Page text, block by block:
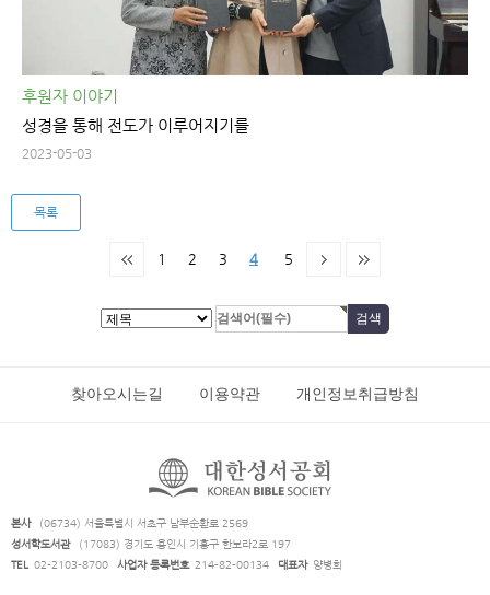
후원자 이야기
성경을 통해 전도가 이루어지기를
2023-05-03
목록
1 2 3 4 5
찾아오시는길 이용약관 개인정보취급방침
본사
(06734) 서울특별시 서초구 남부순환로 2569
성서학도서관
(17083) 경기도 용인시 기흥구 한보라2로 197
TEL 02-2103-8700 사업자 등록번호 214-82-00134 대표자 양병희